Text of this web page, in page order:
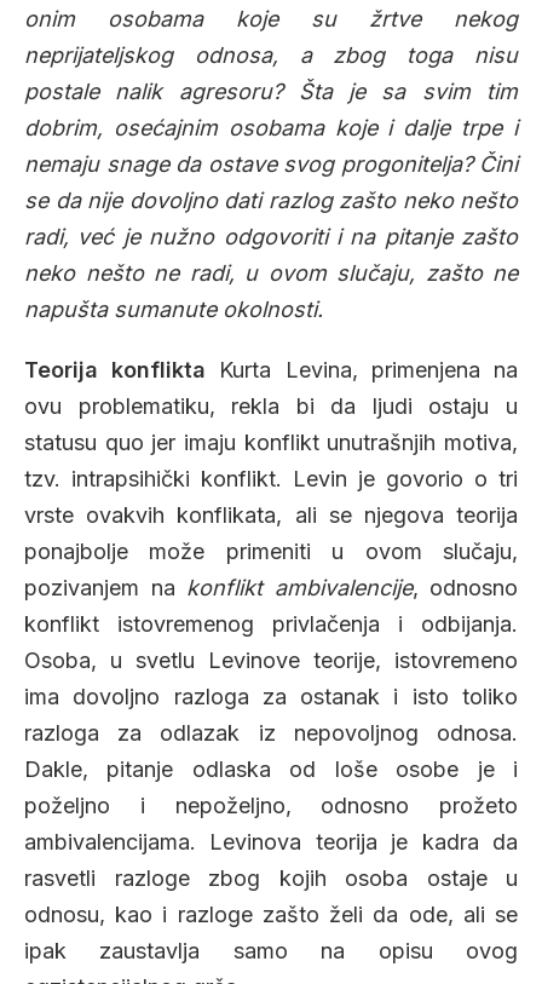
onim osobama koje su žrtve nekog
neprijateljskog odnosa, a zbog toga nisu
postale nalik agresoru? Šta je sa svim tim
dobrim, osećajnim osobama koje i dalje trpe i
nemaju snage da ostave svog progonitelja? Čini
se da nije dovoljno dati razlog zašto neko nešto
radi, već je nužno odgovoriti i na pitanje zašto
neko nešto ne radi, u ovom slučaju, zašto ne
napušta sumanute okolnosti.
Teorija konflikta Kurta Levina, primenjena na
ovu problematiku, rekla bi da ljudi ostaju u
statusu quo jer imaju konflikt unutrašnjih motiva,
tzv. intrapsihički konflikt. Levin je govorio o tri
vrste ovakvih konflikata, ali se njegova teorija
ponajbolje može primeniti u ovom slučaju,
pozivanjem na konflikt ambivalencije, odnosno
konflikt istovremenog privlačenja i odbijanja.
Osoba, u svetlu Levinove teorije, istovremeno
ima dovoljno razloga za ostanak i isto toliko
razloga za odlazak iz nepovoljnog odnosa.
Dakle, pitanje odlaska od loše osobe je i
poželjno i nepoželjno, odnosno prožeto
ambivalencijama. Levinova teorija je kadra da
rasvetli razloge zbog kojih osoba ostaje u
odnosu, kao i razloge zašto želi da ode, ali se
ipak zaustavlja samo na opisu ovog